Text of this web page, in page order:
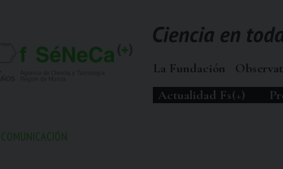
La Fundación
Actualidad Fs(+)
COMUNICACIÓN